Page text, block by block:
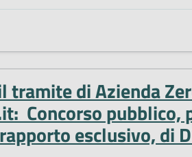
tramite di Azienda
Concorso pubblico,
esclusivo, di